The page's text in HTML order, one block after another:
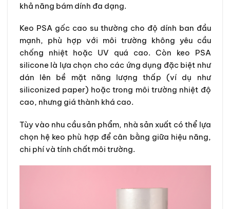
khả năng bám dính đa dạng.
Keo PSA gốc cao su thường cho độ dính ban đầu
mạnh, phù hợp với môi trường không yêu cầu
chống nhiệt hoặc UV quá cao. Còn keo PSA
silicone là lựa chọn cho các ứng dụng đặc biệt như
dán lên bề mặt năng lượng thấp (ví dụ như
siliconized paper) hoặc trong môi trường nhiệt độ
cao, nhưng giá thành khá cao.
Tùy vào nhu cầu sản phẩm, nhà sản xuất có thể lựa
chọn hệ keo phù hợp để cân bằng giữa hiệu năng,
chi phí và tính chất môi trường.